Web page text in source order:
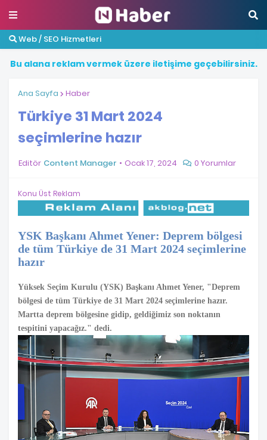
Web / SEO Hizmetleri
Bu alana reklamvermek üzere iletişime geçebilirsiniz.
Ana Sayfa Haber
Türkiye 31 Mart 2024
seçimlerine hazır
Editör Content Manager Ocak 17, 2024 0 Yorumlar
Konu Üst Reklam
YSK Başkanı Ahmet Yener: Deprem bölgesi
de tüm Türkiye de 31 Mart 2024 seçimlerine
hazır
Yüksek Seçim Kurulu (YSK) Başkanı Ahmet Yener, "Deprem
bölgesi de tüm Türkiye de 31 Mart 2024 seçimlerine hazır.
Martta deprem bölgesine gidip, geldiğimiz son noktanın
tespitini yapacağız." dedi.